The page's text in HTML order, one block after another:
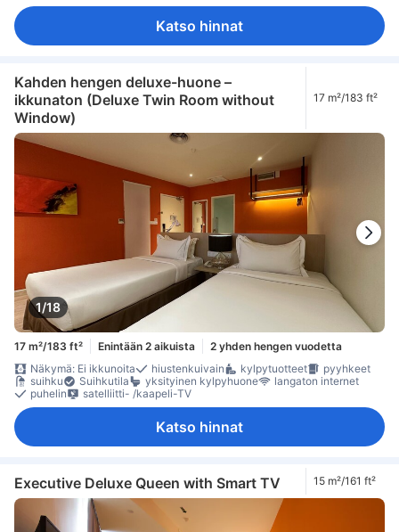
Katso hinnat
Kahden hengen deluxe-huone –
ikkunaton (Deluxe Twin Room without
Window)
17 m²/183 ft²
1/18
17 m²/183 ft² Enintään 2 aikuista
2 yhden hengen vuodetta
Näkymä: Ei ikkunoita
hiustenkuivain kylpytuotteet
pyyhkeet
suihku
Suihkutila yksityinen kylpyhuone
langaton internet
puhelin
satelliitti- /kaapeli-TV
Katso hinnat
Executive Deluxe Queen with Smart TV 15 m²/161 ft²